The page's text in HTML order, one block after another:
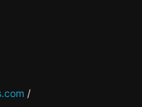
/